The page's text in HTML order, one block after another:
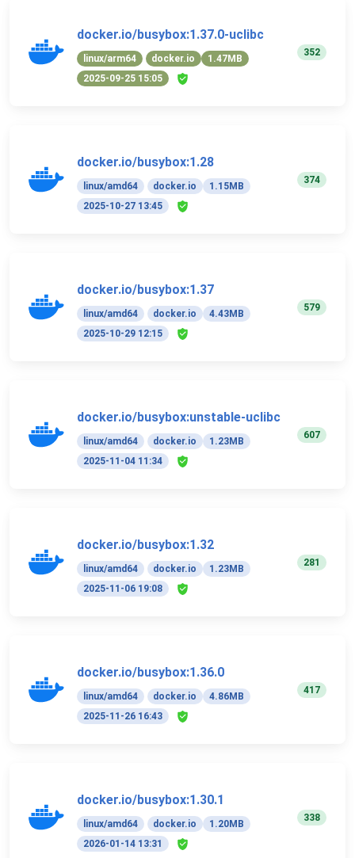
docker.io/busybox:1.37.0-uclibc
linux/arm64 docker.io
1.47MB
2025-09-25 15:05
352
docker.io/busybox:1.28
linux/amd64 docker.io
1.15MB
2025-10-27 13:45
374
docker.io/busybox:1.37
linux/amd64 docker.io
4.43MB
2025-10-29 12:15
579
docker.io/busybox:unstable-uclibc
linux/amd64 docker.io
1.23MB
2025-11-04 11:34
607
docker.io/busybox:1.32
linux/amd64 docker.io
1.23MB
2025-11-06 19:08
281
docker.io/busybox:1.36.0
linux/amd64 docker.io
4.86MB
2025-11-26 16:43
417
docker.io/busybox:1.30.1
linux/amd64 docker.io
1.20MB
2026-01-14 13:31
338